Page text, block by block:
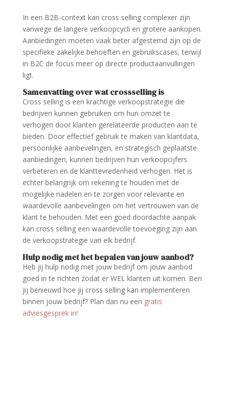
In een B2B-context kan cross selling complexer zijn
vanwege de langere verkoopcycli en grotere aankopen.
Aanbiedingen moeten vaak beter afgestemd zijn op de
specifieke zakelijke behoeften en gebruikscases, terwijl
in B2C de focus meer op directe productaanvullingen
ligt.
Samenvatting over wat crossselling is
Cross selling is een krachtige verkoopstrategie die
bedrijven kunnen gebruiken om hun omzet te
verhogen door klanten gerelateerde producten aan te
bieden. Door effectief gebruik te maken van klantdata,
persoonlijke aanbevelingen, en strategisch geplaatste
aanbiedingen, kunnen bedrijven hun verkoopcijfers
verbeteren en de klanttevredenheid verhogen. Het is
echter belangrijk om rekening te houden met de
mogelijke nadelen en te zorgen voor relevante en
waardevolle aanbevelingen om het vertrouwen van de
klant te behouden. Met een goed doordachte aanpak
kan cross selling een waardevolle toevoeging zijn aan
de verkoopstrategie van elk bedrijf.
Hulp nodig met het bepalen van jouw aanbod?
Heb jij hulp nodig met jouw bedrijf om jouw aanbod
goed in te richten zodat er WEL klanten uit komen. Ben
jij benieuwd hoe jij cross selling kan implementeren
binnen jouw bedrijf? Plan dan nu een gratis
adviesgesprek in!